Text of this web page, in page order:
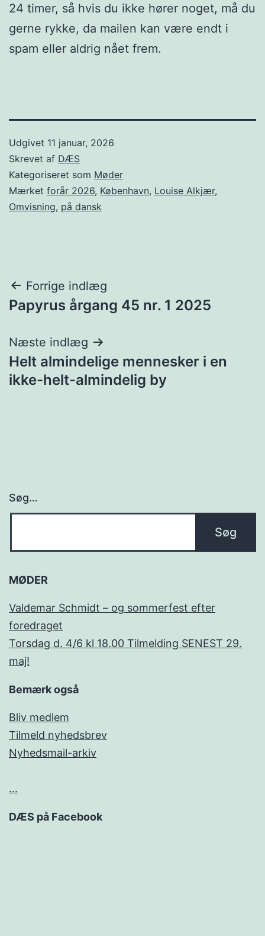
24 timer, så hvis du ikke hører noget, må du
gerne rykke, da mailen kan være endt i
spam eller aldrig nået frem.
Udgivet 11 januar, 2026
Skrevet af DÆS
Kategoriseret som Møder
Mærket forår 2026, København, Louise Alkjær,
Omvisning, på dansk
Indlægsnavigation
Forrige indlæg
Papyrus årgang 45 nr. 1 2025
Næste indlæg
Helt almindelige mennesker i en
ikke-helt-almindelig by
Søg…
MØDER
Valdemar Schmidt – og sommerfest efter
foredraget
Torsdag d. 4/6 kl 18.00 Tilmelding SENEST 29.
maj!
Bemærk også
Bliv medlem
Tilmeld nyhedsbrev
Nyhedsmail-arkiv
...
DÆS på Facebook